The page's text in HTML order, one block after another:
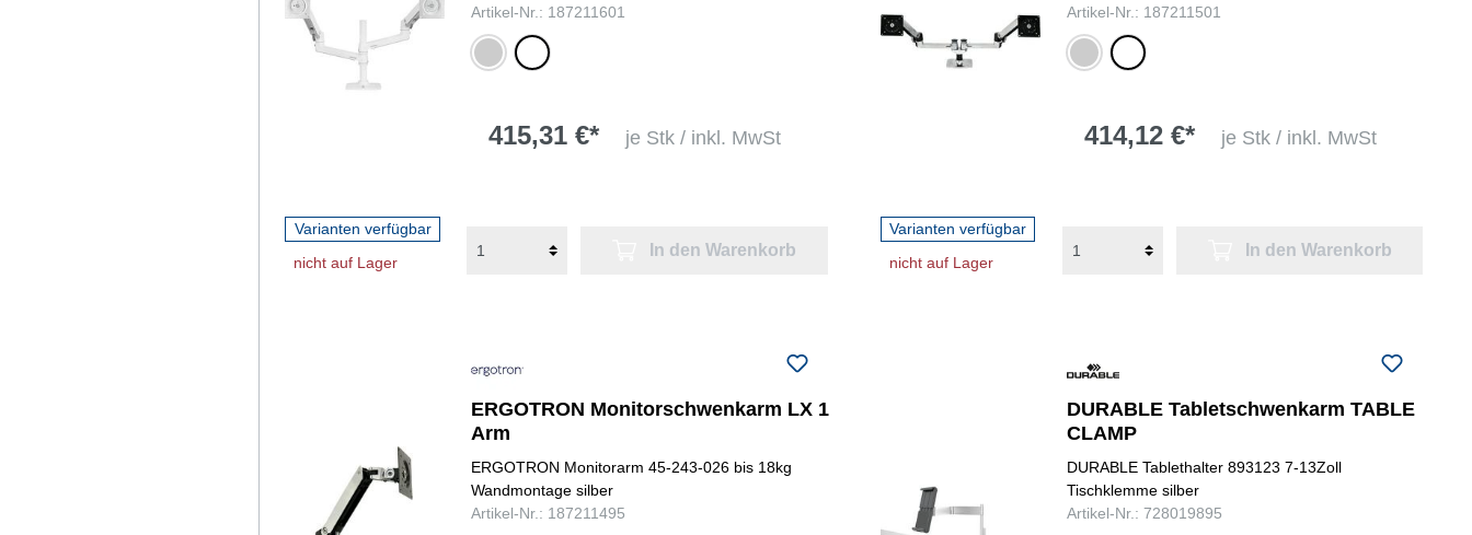
Artikel-Nr.: 187211601
silber weiß
415,31 €* je Stk / inkl. MwSt
Varianten verfügbar
nicht auf Lager
In den Warenkorb
Artikel-Nr.: 187211501
silber weiß
414,12 €* je Stk / inkl. MwSt
Varianten verfügbar
nicht auf Lager
In den Warenkorb
ERGOTRON Monitorschwenkarm LX 1
Arm
ERGOTRON Monitorarm 45-243-026 bis 18kg
Wandmontage silber
Artikel-Nr.: 187211495
DURABLE Tabletschwenkarm TABLE
CLAMP
DURABLE Tablethalter 893123 7-13Zoll
Tischklemme silber
Artikel-Nr.: 728019895